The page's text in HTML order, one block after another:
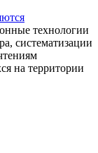
технологии
систематизации
на территории